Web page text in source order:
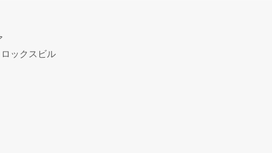
ックスビル